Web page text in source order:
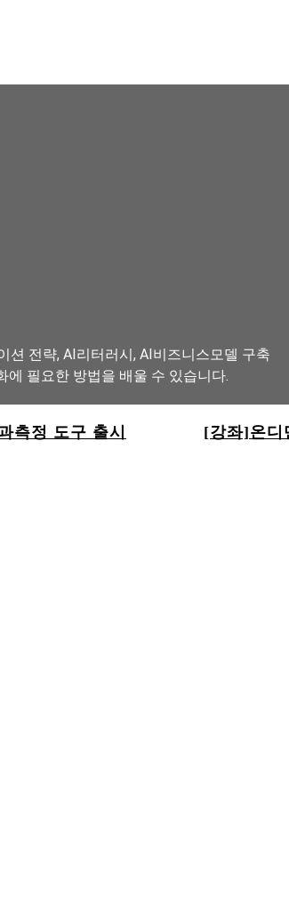
전략, AI리터러시, AI비즈니스모델 구축
필요한 방법을 배울 수 있습니다.
측정 도구 출시 [강좌]온디